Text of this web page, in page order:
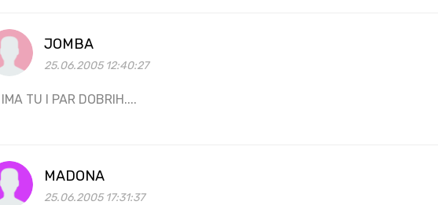
JOMBA
25.06.2005 12:40:27
IMA TU I PAR DOBRIH....
MADONA
25.06.2005 17:31:37